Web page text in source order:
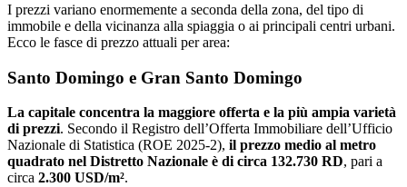
I prezzi variano enormemente a seconda della zona, del tipo di
immobile e della vicinanza alla spiaggia o ai principali centri urbani.
Ecco le fasce di prezzo attuali per area:
Santo Domingo e Gran Santo Domingo
La capitale concentra la maggiore offerta e la più ampia varietà
di prezzi. Secondo il Registro dell’Offerta Immobiliare dell’Ufficio
Nazionale di Statistica (ROE 2025-2), il prezzo medio al metro
quadrato nel Distretto Nazionale è di circa 132.730 RD, pari a
circa 2.300 USD/m².